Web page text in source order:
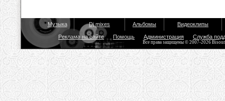
Музыка Dj mixes Альбомы Видеоклипы
Реклама на сайте Помощь Администрация Служба
Все права защищены © 2007-2026